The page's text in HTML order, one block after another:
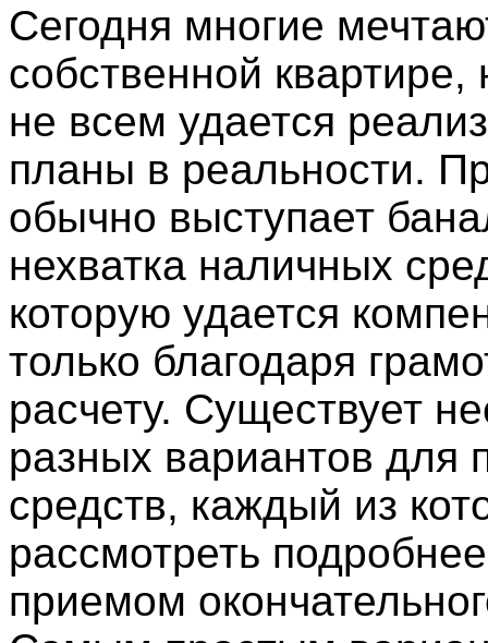
Сегодня многие
собственной квартире,
не всем удается
планы в реальности.
обычно выступает
нехватка наличных
которую удается
только благодаря
расчету. Существует
разных вариантов для
средств, каждый из
рассмотреть
приемом